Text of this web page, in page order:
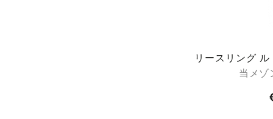
リースリング
当メゾ